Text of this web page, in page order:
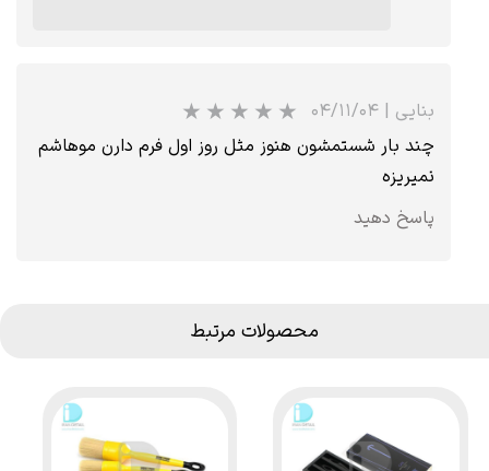
بنایی | ۰۴/۱۱/۰۴
چند بار شستمشون هنوز مثل روز اول فرم دارن موهاشم
نمیریزه
پاسخ دهید
محصولات مرتبط